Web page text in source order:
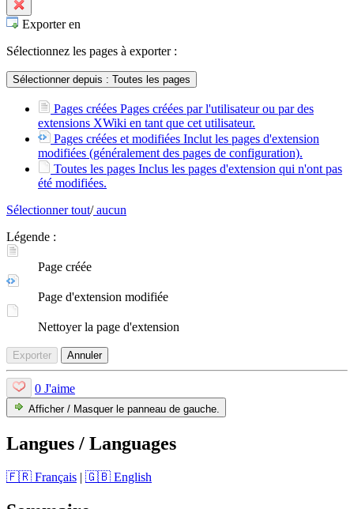
Exporter en
Sélectionnez les pages à exporter :
Sélectionner depuis : Toutes les pages
Pages créées Pages créées par l'utilisateur ou par des
extensions XWiki en tant que cet utilisateur.
Pages créées et modifiées Inclut les pages d'extension
modifiées (généralement des pages de configuration).
Toutes les pages Inclus les pages d'extension qui n'ont pas
été modifiées.
Sélectionner tout/aucun
Légende :
Page créée
Page d'extension modifiée
Nettoyer la page d'extension
Exporter Annuler
0 J'aime
Afficher / Masquer le panneau de gauche.
Langues / Languages
🇫🇷 Français | 🇬🇧 English